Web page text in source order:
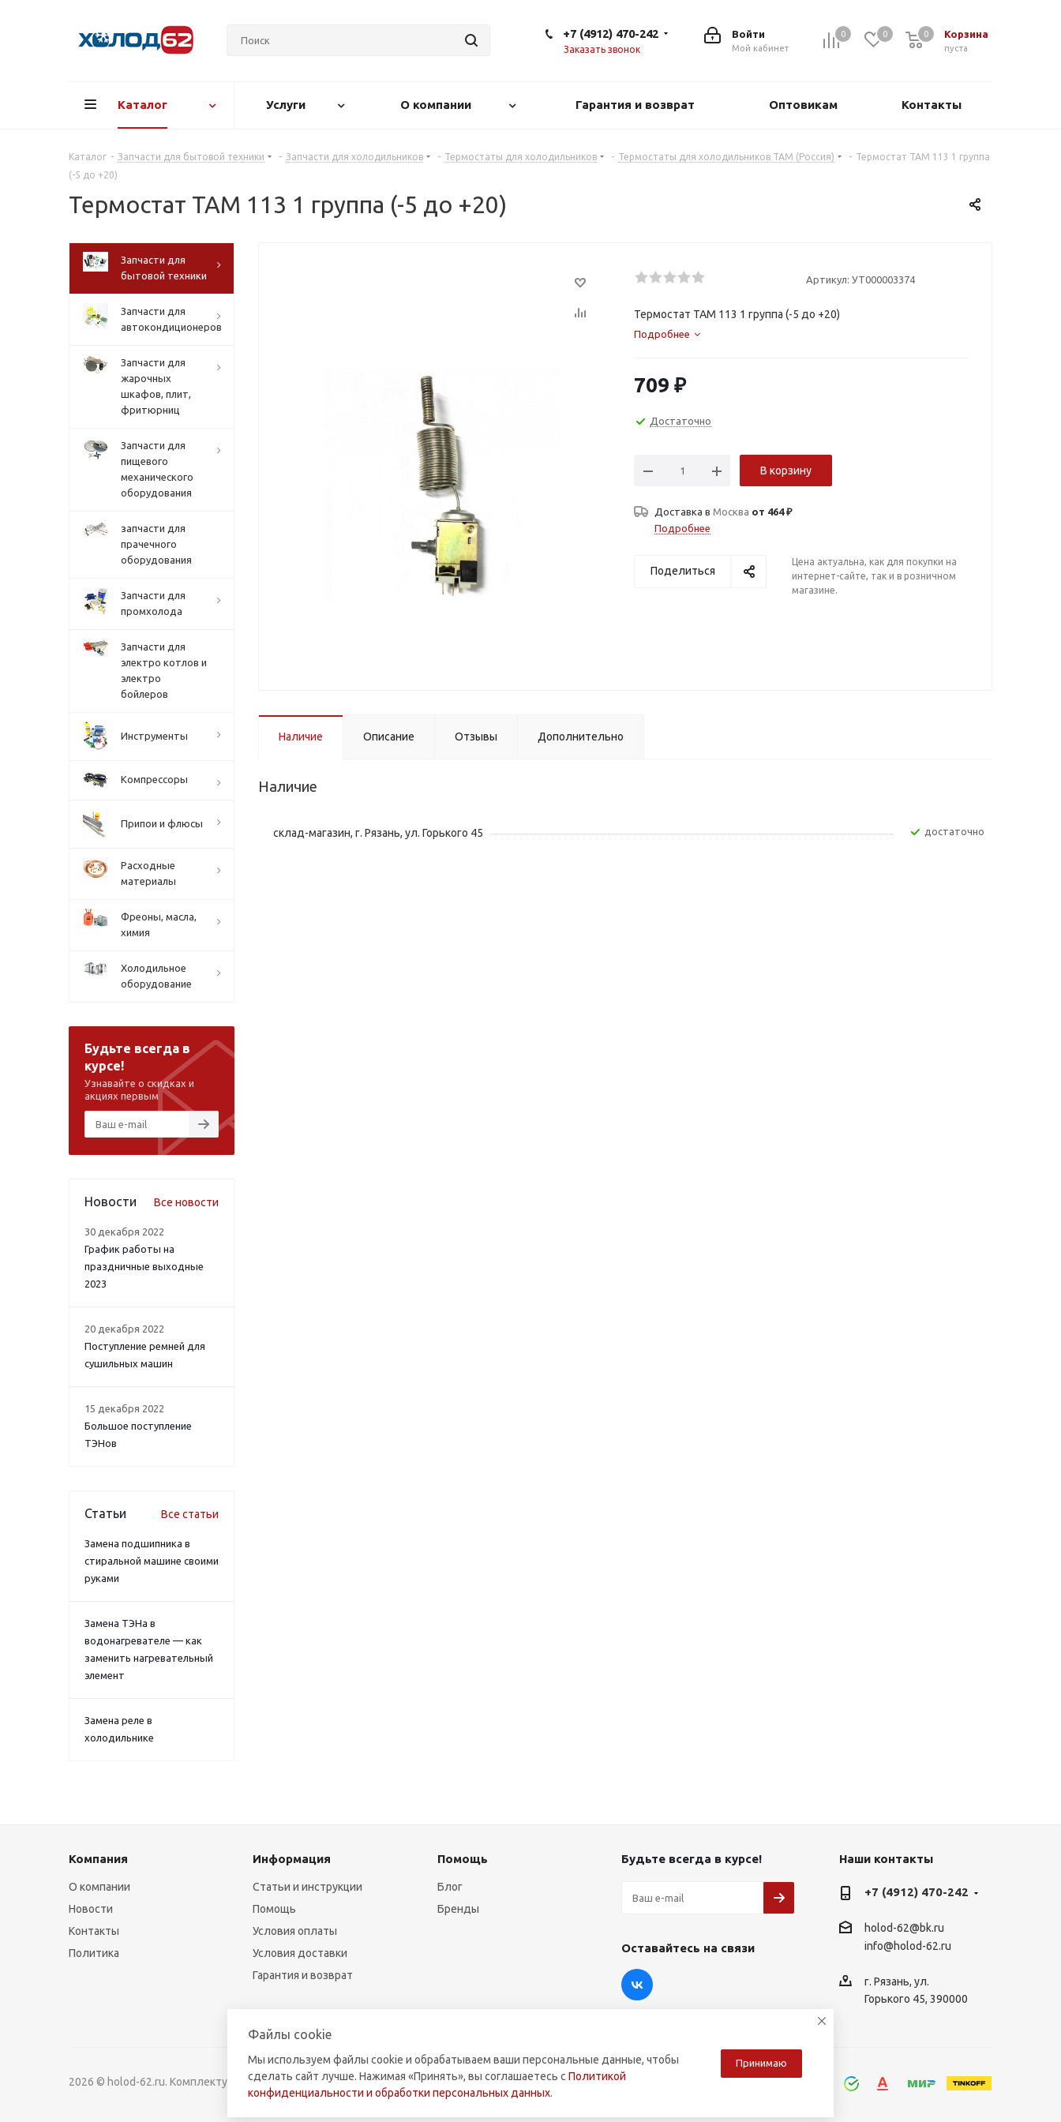
0 0 Корзина
0
пуста
0
Войти
Мой кабинет
+7 (4912) 470-242
Заказать звонок
Каталог Услуги О компании Гарантия и возврат Оптовикам Контакты
Каталог - Запчасти для бытовой техники - Запчасти для холодильников - Термостаты для холодильников - Термостаты для холодильников ТАМ (Россия) - Термостат ТАМ 113 1 группа
(-5 до +20)
Термостат ТАМ 113 1 группа (-5 до +20)
Артикул: УТ000003374
Термостат ТАМ 113 1 группа (-5 до +20)
Подробнее
709 ₽
Достаточно
В корзину
Доставка в Москва от 464 ₽
Подробнее
Поделиться
Цена актуальна, как для покупки на
интернет-сайте, так и в розничном
магазине.
Наличие Описание Отзывы Дополнительно
Наличие
склад-магазин, г. Рязань, ул. Горького 45 Достаточно
Запчасти для
бытовой техники
Запчасти для
автокондиционеров
Запчасти для
жарочных
шкафов, плит,
фритюрниц
Запчасти для
пищевого
механического
оборудования
запчасти для
прачечного
оборудования
Запчасти для
промхолода
Запчасти для
электро котлов и
электро
бойлеров
Инструменты
Компрессоры
Припои и флюсы
Расходные
материалы
Фреоны, масла,
химия
Холодильное
оборудование
Будьте всегда в
курсе!
Узнавайте о скидках и
акциях первым
Новости Все новости
30 декабря 2022
График работы на
праздничные выходные
2023
20 декабря 2022
Поступление ремней для
сушильных машин
15 декабря 2022
Большое поступление
ТЭНов
Статьи Все статьи
Замена подшипника в
стиральной машине своими
руками
Замена ТЭНа в
водонагревателе — как
заменить нагревательный
элемент
Замена реле в
холодильнике
Компания
О компании
Новости
Контакты
Политика
Информация
Статьи и инструкции
Помощь
Условия оплаты
Условия доставки
Гарантия и возврат
Помощь
Блог
Бренды
Будьте всегда в курсе!
Оставайтесь на связи
Наши контакты
+7 (4912) 470-242
holod-62@bk.ru
info@holod-62.ru
г. Рязань, ул.
Горького 45, 390000
2026 © holod-62.ru. Комплектующие для бытовой и коммерческой техники.
Файлы cookie
Мы используем файлы cookie и обрабатываем ваши персональные данные, чтобы
сделать сайт лучше. Нажимая «Принять», вы соглашаетесь с Политикой
конфиденциальности и обработки персональных данных.
Принимаю